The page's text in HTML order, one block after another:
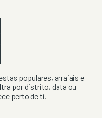
populares, arraiais e
por distrito, data ou
perto de ti.